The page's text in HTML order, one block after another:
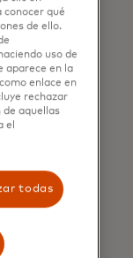
Coopeuch
conocer qué
de ello.
uso de
aparece en la
enlace en
rechazar
de aquellas
el
todas